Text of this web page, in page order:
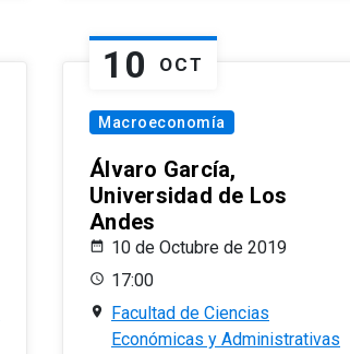
10 OCT
Macroeconomía
Álvaro García,
Universidad de Los
Andes
10 de Octubre de 2019
17:00
Facultad de Ciencias
Económicas y Administrativas